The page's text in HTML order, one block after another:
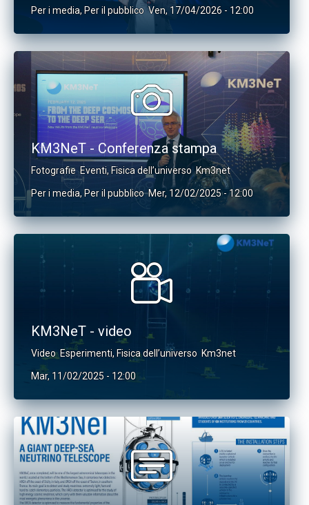
Per i media, Per il pubblico Ven, 17/04/2026 - 12:00
KM3NeT - Conferenza stampa
Fotografie Eventi, Fisica dell’universo Km3net
Per i media, Per il pubblico Mer, 12/02/2025 - 12:00
KM3NeT - video
Video Esperimenti, Fisica dell’universo Km3net
Mar, 11/02/2025 - 12:00